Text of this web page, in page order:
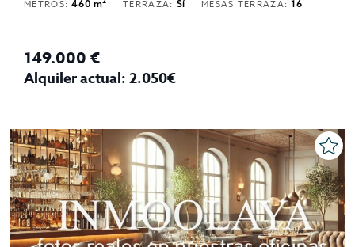
METROS:460 m TERRAZA: Sí MESAS TERRAZA:16
149.000 €
Alquiler actual: 2.050€